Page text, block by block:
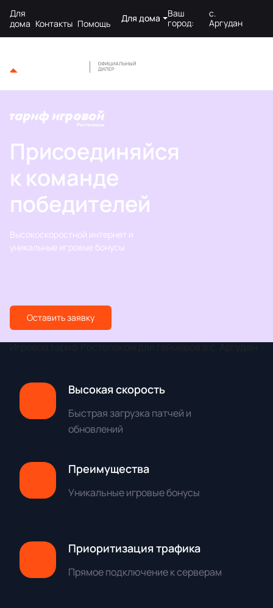
Для
дома Контакты Помощь Для дома
Ваш
город:
с.
Аргудан
Присоединяйся
к команде
победителей
Высокоскоростной интернет и
уникальные игровые бонусы
Оставить заявку
Высокая скорость
Быстрая загрузка патчей и
обновлений
Преимущества
Уникальные игровые бонусы
Приоритизация трафика
Прямое подключение к серверам